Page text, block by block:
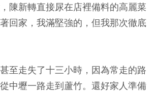
陳新轉直接尿在店裡備料的高麗菜
回家，我滿堅強的，但我那次徹底
至走失了十三小時，因為常走的路
中壢一路走到蘆竹。還好家人準備